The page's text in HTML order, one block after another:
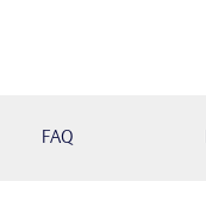
FAQ